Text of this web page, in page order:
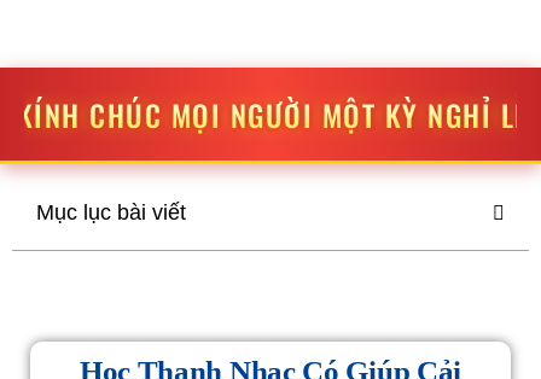
MỘT KỲ NGHỈ LỄ THẬT VUI VẺ
Mục lục bài viết
Học Thanh Nhạc Có Giúp Cải